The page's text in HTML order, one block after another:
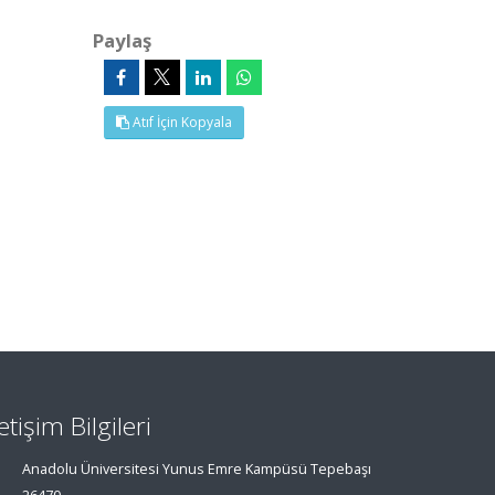
Paylaş
Atıf İçin Kopyala
Bilgileri
Anadolu Üniversitesi Yunus Emre Kampüsü Tepebaşı